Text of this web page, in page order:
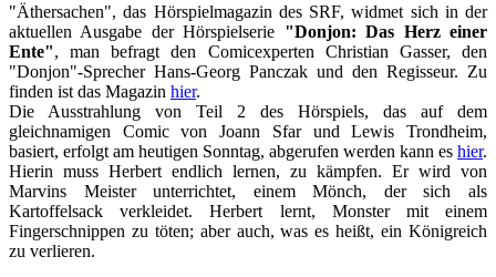
"Äthersachen", das Hörspielmagazin des SRF, widmet sich in der
aktuellen Ausgabe der Hörspielserie "Donjon: Das Herz einer
Ente", man befragt den Comicexperten Christian Gasser, den
"Donjon"-Sprecher Hans-Georg Panczak und den Regisseur. Zu
finden ist das Magazin hier.
Die Ausstrahlung von Teil 2 des Hörspiels, das auf dem
gleichnamigen Comic von Joann Sfar und Lewis Trondheim,
basiert, erfolgt am heutigen Sonntag, abgerufen werden kann es hier.
Hierin muss Herbert endlich lernen, zu kämpfen. Er wird von
Marvins Meister unterrichtet, einem Mönch, der sich als
Kartoffelsack verkleidet. Herbert lernt, Monster mit einem
Fingerschnippen zu töten; aber auch, was es heißt, ein Königreich
zu verlieren.